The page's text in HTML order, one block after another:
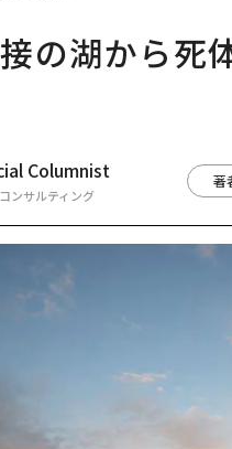
の湖から
Columnist
ンサルティング
著